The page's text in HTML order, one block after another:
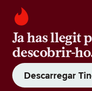
Ja has llegit
descobrir-
Descarregar